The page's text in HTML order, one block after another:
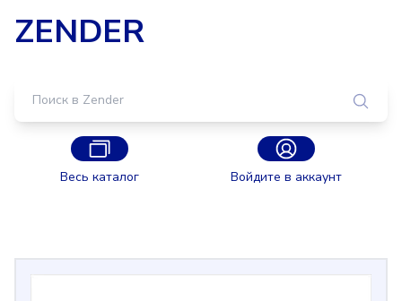
ZENDER
Весь каталог Войдите в аккаунт